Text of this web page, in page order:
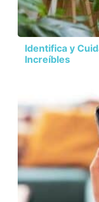
Identifica y
Increíbles